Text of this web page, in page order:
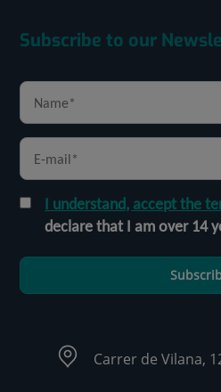
Subscribe to our
I understand, accept the
declare that I am over 14
Carrer de Vilana,